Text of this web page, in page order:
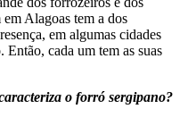
Alagoas tem a dos
em algumas cidades
cada um tem as suas
o forró sergipano?